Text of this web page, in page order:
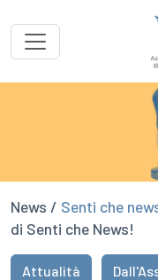
News / Senti che
di Senti che News!
Attualità